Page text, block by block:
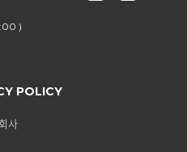
)
POLICY
사